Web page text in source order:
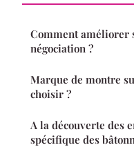
Comment améliorer
négociation ?
Marque de montre
choisir ?
A la découverte des
spécifique des